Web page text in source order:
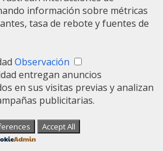
información sobre métricas
tasa de rebote y fuentes de
Observación
entregan anuncios
en sus visitas previas y analizan
publicitarias.
Accept All